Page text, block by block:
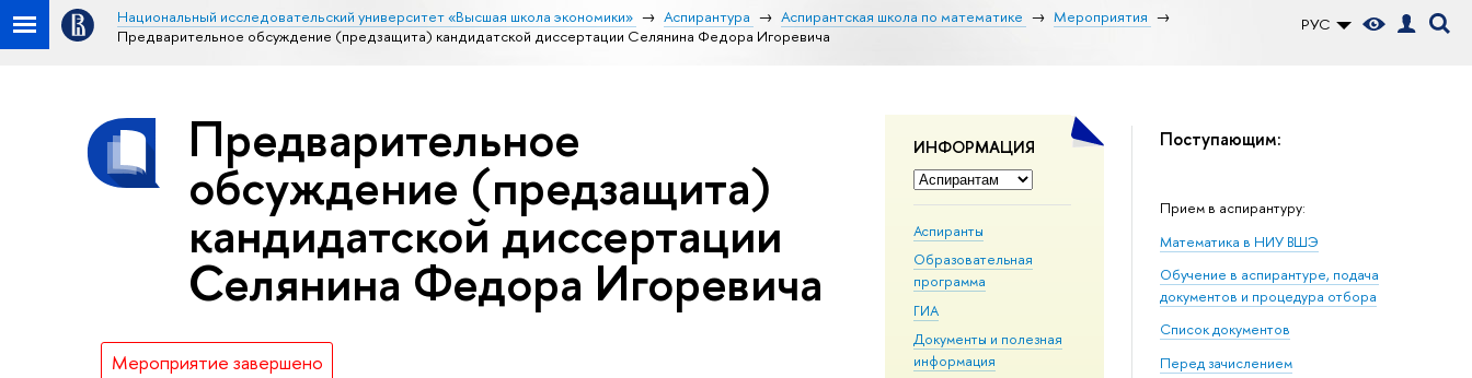
РУС
Национальный исследовательский университет «Высшая школа экономики» Аспирантура Аспирантская школа по математике
Мероприятия
Предварительное обсуждение (предзащита) кандидатской диссертации Селянина Федора Игоревича
ИНФОРМАЦИЯ
Аспиранты
Образовательная
программа
ГИА
Документы и полезная
информация
Поступающим:
Прием в аспирантуру:
Математика в НИУ ВШЭ
Обучение в аспирантуре, подача
документов и процедура отбора
Список документов
Перед зачислением
Предварительное
обсуждение (предзащита)
кандидатской диссертации
Селянина Федора Игоревича
Мероприятие завершено